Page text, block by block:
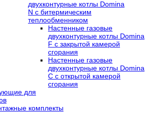
двухконтурные котлы Domina
N с битермическим
теплообменником
Настенные газовые
двухконтурные котлы Domina
F с закрытой камерой
сгорания
Настенные газовые
двухконтурные котлы Domina
C с открытой камерой
сгорания
для
комплекты